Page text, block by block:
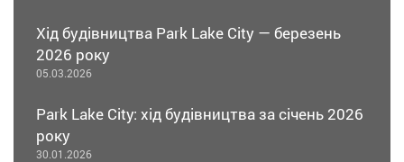
Хід будівництва Park Lake City — березень
2026 року
05.03.2026
Park Lake City: хід будівництва за січень 2026
року
30.01.2026